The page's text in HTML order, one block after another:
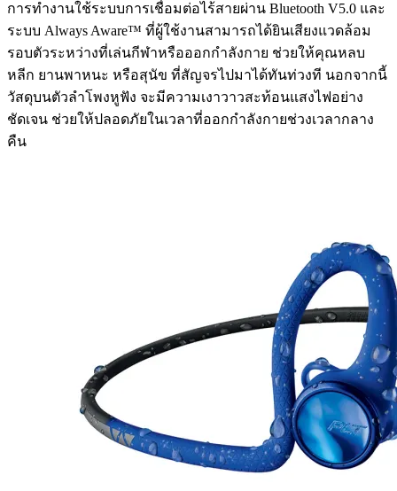
การทำงานใช้ระบบการเชื่อมต่อไร้สายผ่าน Bluetooth V5.0 และ
ระบบ Always Aware™ ที่ผู้ใช้งานสามารถได้ยินเสียงแวดล้อม
รอบตัวระหว่างที่เล่นกีฬาหรือออกกำลังกาย ช่วยให้คุณหลบ
หลีก ยานพาหนะ หรือสุนัข ที่สัญจรไปมาได้ทันท่วงที นอกจากนี้
วัสดุบนตัวลำโพงหูฟัง จะมีความเงาวาวสะท้อนแสงไฟอย่าง
ชัดเจน ช่วยให้ปลอดภัยในเวลาที่ออกกำลังกายช่วงเวลากลาง
คืน